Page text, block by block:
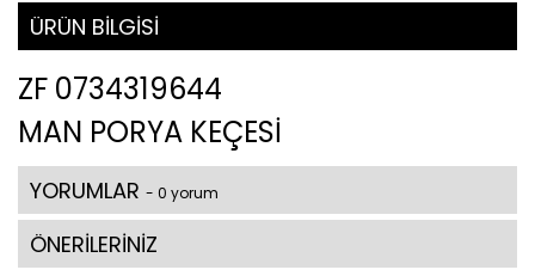
ÜRÜN BİLGİSİ
ZF 0734319644
MAN PORYA KEÇESİ
YORUMLAR - 0 yorum
ÖNERİLERİNİZ